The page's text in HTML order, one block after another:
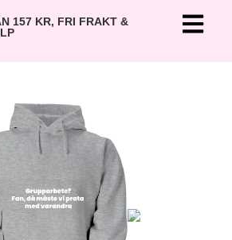
157 KR, FRI FRAKT &